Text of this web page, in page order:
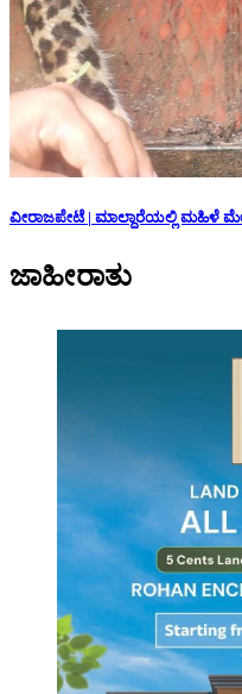
ವೀರಾಜಪೇಟೆ | ಮಾಲ್ದಾರೆಯಲ್ಲಿ ಮಹಿಳೆ
ಜಾಹೀರಾತು